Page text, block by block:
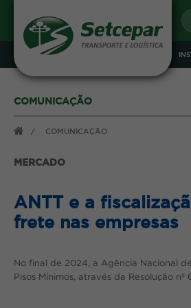
COMUNICAÇÃO
/ COMUNICAÇÃO
MERCADO
ANTT e a
frete nas empresas
No final de 2024, a Agência Nacional
Pisos Mínimos, através da Resolução
ANUNCIE - CONHEÇA
Café da Manhã
Durante todo o ano o Sindicato
Em um ambiente mais informal,
completo café da manhã.
O Evento acontece na Sede do
incluindo o café da manhã e
Senha